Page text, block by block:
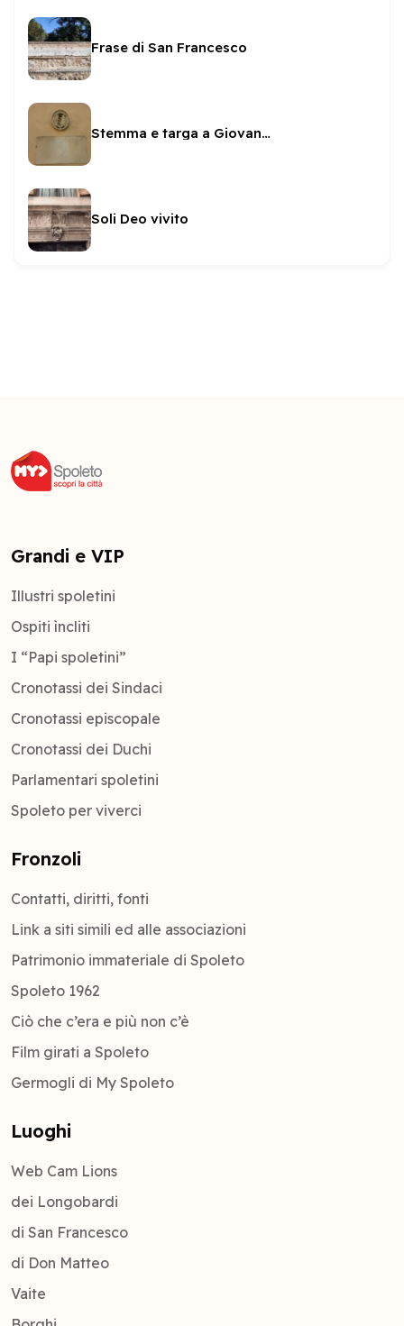
Frase di San Francesco
Stemma e targa a Giovan Battista Arnaldi
Soli Deo vivito
Grandi e VIP
Illustri spoletini
Ospiti ìncliti
I “Papi spoletini”
Cronotassi dei Sindaci
Cronotassi episcopale
Cronotassi dei Duchi
Parlamentari spoletini
Spoleto per viverci
Fronzoli
Contatti, diritti, fonti
Link a siti simili ed alle associazioni
Patrimonio immateriale di Spoleto
Spoleto 1962
Ciò che c’era e più non c’è
Film girati a Spoleto
Germogli di My Spoleto
Luoghi
Web Cam Lions
dei Longobardi
di San Francesco
di Don Matteo
Vaite